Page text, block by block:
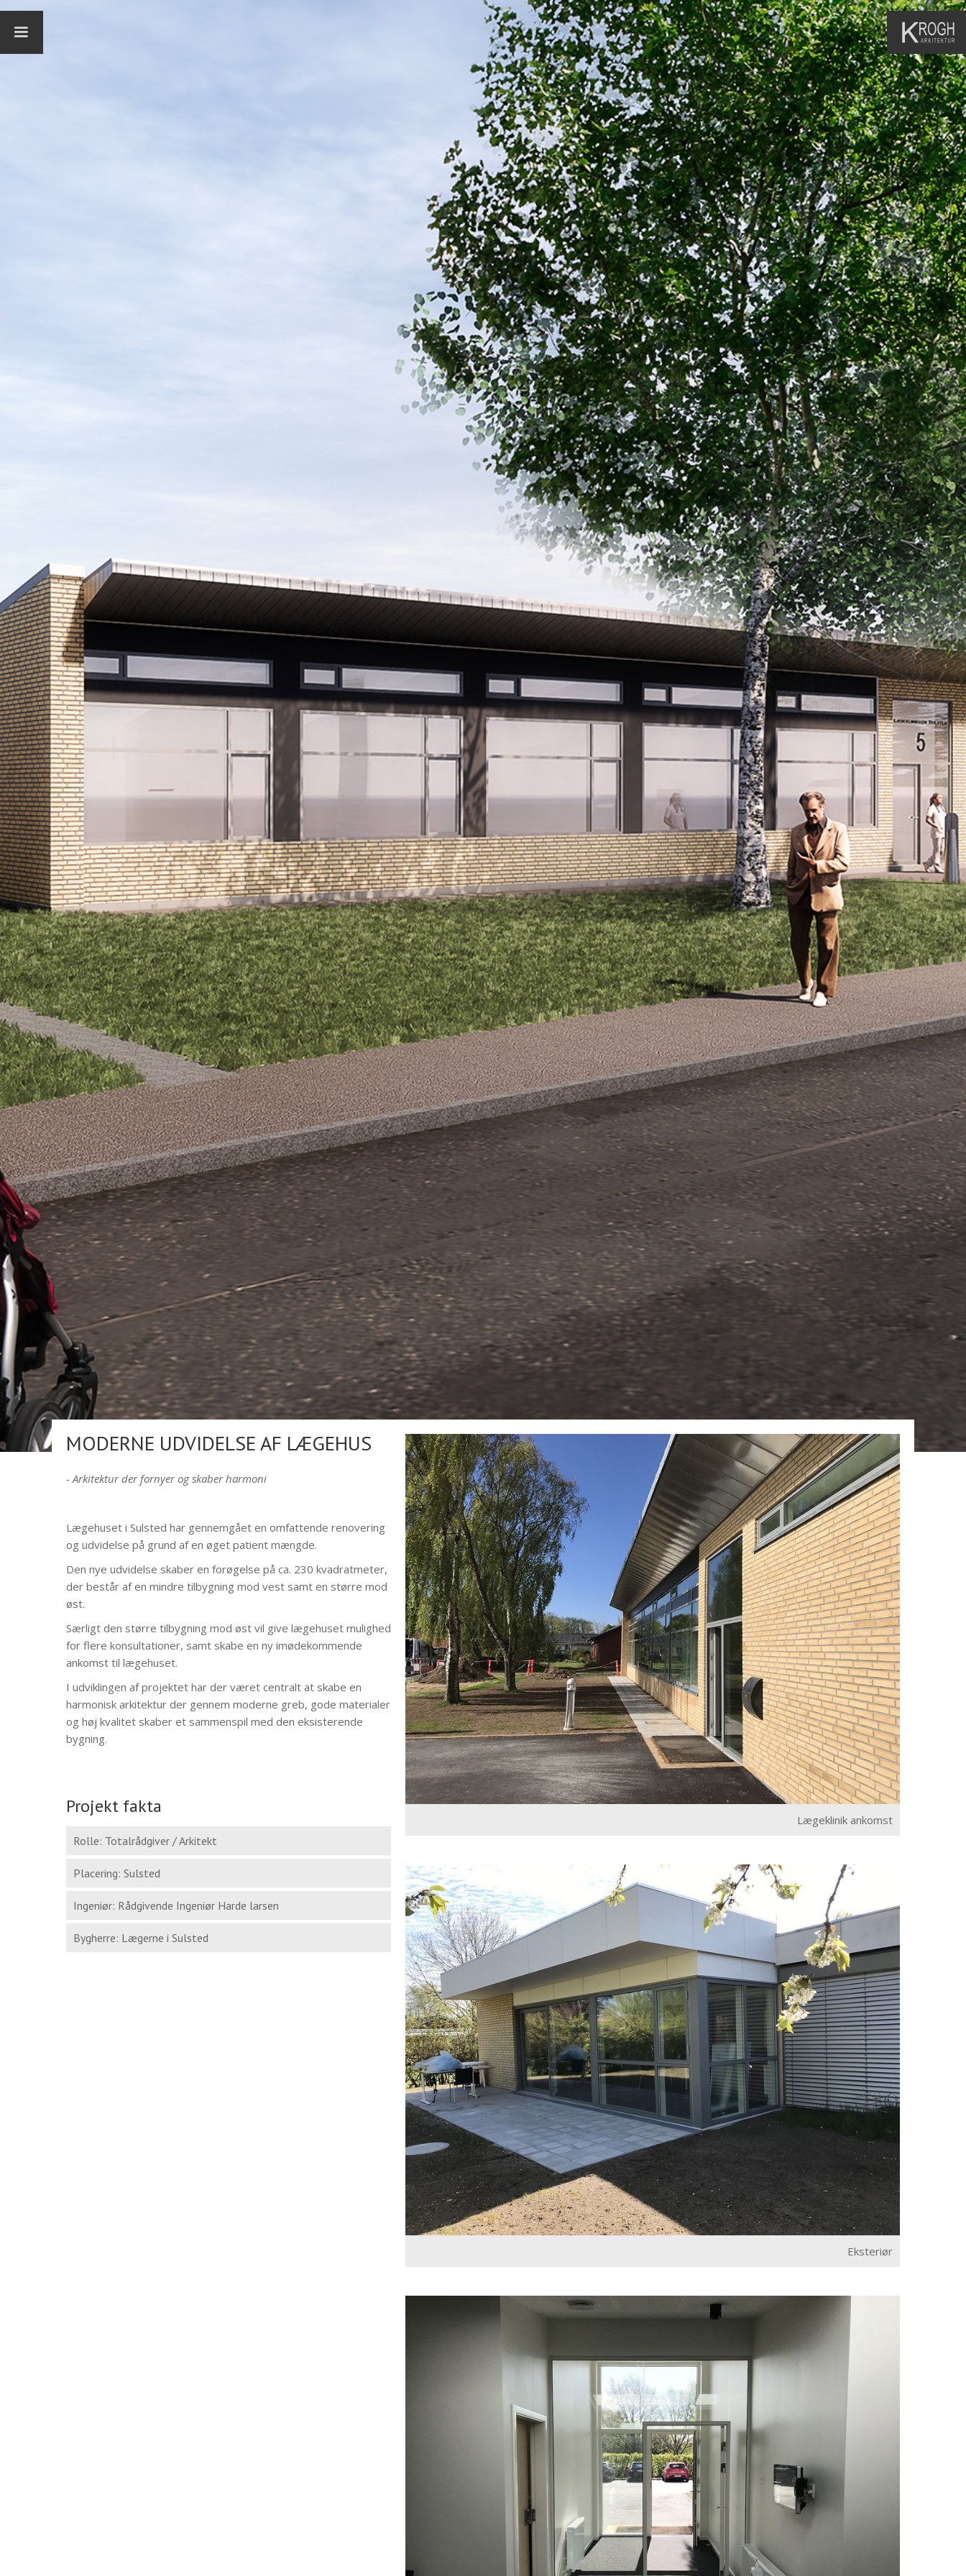
MODERNE UDVIDELSE AF LÆGEHUS
- Arkitektur der fornyer og skaber harmoni
Lægehuset i Sulsted har gennemgået en omfattende renovering
og udvidelse på grund af en øget patient mængde.
Den nye udvidelse skaber en forøgelse på ca. 230 kvadratmeter,
der består af en mindre tilbygning mod vest samt en større mod
øst.
Særligt den større tilbygning mod øst vil give lægehuset mulighed
for flere konsultationer, samt skabe en ny imødekommende
ankomst til lægehuset.
I udviklingen af projektet har der været centralt at skabe en
harmonisk arkitektur der gennem moderne greb, gode materialer
og høj kvalitet skaber et sammenspil med den eksisterende
bygning.
Projekt fakta
Rolle: Totalrådgiver / Arkitekt
Placering: Sulsted
Ingeniør: Rådgivende Ingeniør Harde larsen
Bygherre: Lægerne i Sulsted
Lægeklinik ankomst
Eksteriør